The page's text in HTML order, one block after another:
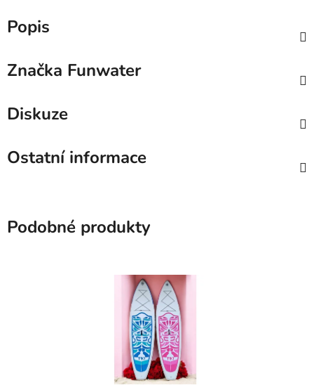
Popis
Značka Funwater
Diskuze
Ostatní informace
Podobné produkty